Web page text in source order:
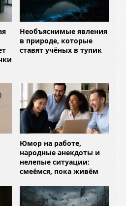
Необъяснимые явления
в природе, которые
ставят учёных в тупик
Юмор на работе,
народные анекдоты и
нелепые ситуации:
смеёмся, пока живём